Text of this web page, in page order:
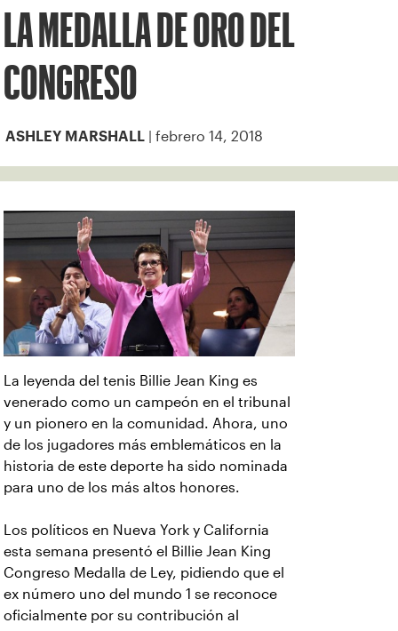
LA MEDALLA DE ORO DEL
CONGRESO
ASHLEY MARSHALL | febrero 14, 2018
La leyenda del tenis Billie Jean King es
venerado como un campeón en el tribunal
y un pionero en la comunidad. Ahora, uno
de los jugadores más emblemáticos en la
historia de este deporte ha sido nominada
para uno de los más altos honores.
Los políticos en Nueva York y California
esta semana presentó el Billie Jean King
Congreso Medalla de Ley, pidiendo que el
ex número uno del mundo 1 se reconoce
oficialmente por su contribución al